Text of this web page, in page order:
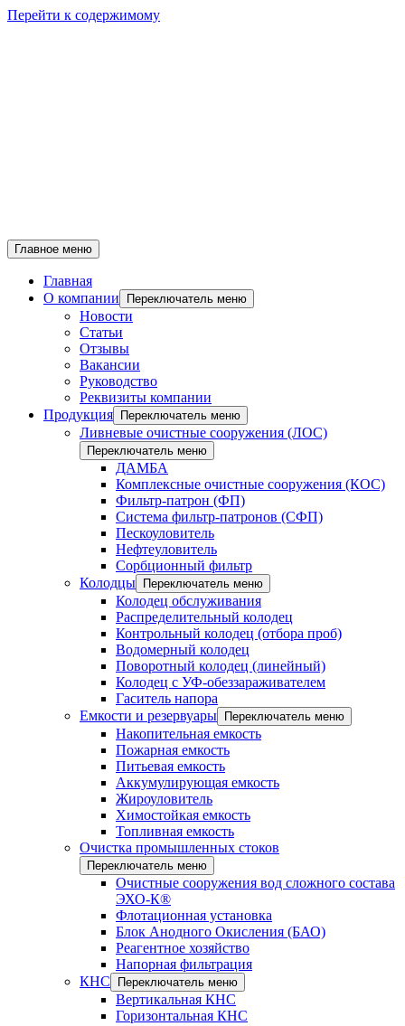
Перейти к содержимому
Главное меню
Главная
О компании
Переключатель меню
Новости
Статьи
Отзывы
Вакансии
Руководство
Реквизиты компании
Продукция
Переключатель меню
Ливневые очистные сооружения (ЛОС)
Переключатель меню
ДАМБА
Комплексные очистные сооружения (КОС)
Фильтр-патрон (ФП)
Система фильтр-патронов (СФП)
Пескоуловитель
Нефтеуловитель
Сорбционный фильтр
Колодцы
Переключатель меню
Колодец обслуживания
Распределительный колодец
Контрольный колодец (отбора проб)
Водомерный колодец
Поворотный колодец (линейный)
Колодец с УФ-обеззараживателем
Гаситель напора
Емкости и резервуары
Переключатель меню
Накопительная емкость
Пожарная емкость
Питьевая емкость
Аккумулирующая емкость
Жироуловитель
Химостойкая емкость
Топливная емкость
Очистка промышленных стоков
Переключатель меню
Очистные сооружения вод сложного состава
ЭХО-К®
Флотационная установка
Блок Анодного Окисления (БАО)
Реагентное хозяйство
Напорная фильтрация
КНС
Переключатель меню
Вертикальная КНС
Горизонтальная КНС